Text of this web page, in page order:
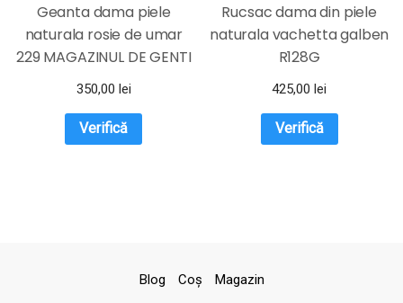
Geanta dama piele
naturala rosie de umar
229 MAGAZINUL DE GENTI
350,00 lei
Verifică
Rucsac dama din piele
naturala vachetta galben
R128G
425,00lei
Verifică
Blog Coş Magazin